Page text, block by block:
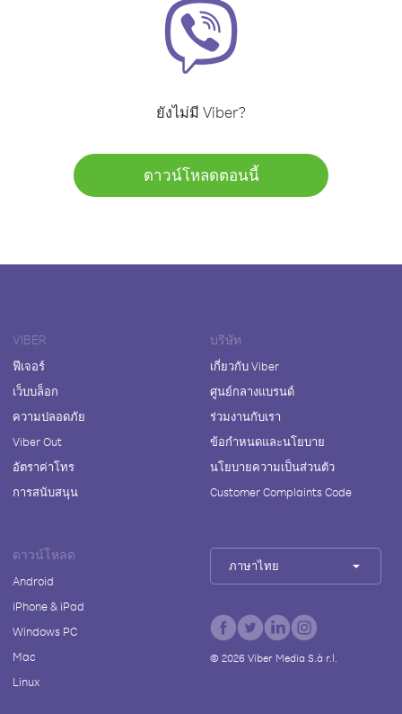
ยังไม่มี Viber?
ดาวน์โหลดตอนนี้
VIBER
ฟีเจอร์
เว็บบล็อก
ความปลอดภัย
Viber Out
อัตราค่าโทร
การสนับสนุน
บริษัท
เกี่ยวกับ Viber
ศูนย์กลางแบรนด์
ร่วมงานกับเรา
ข้อกำหนดและนโยบาย
นโยบายความเป็นส่วนตัว
Customer Complaints Code
ดาวน์โหลด
Android
iPhone & iPad
Windows PC
Mac
Linux
ภาษาไทย
© 2026Viber Media S.à r.l.